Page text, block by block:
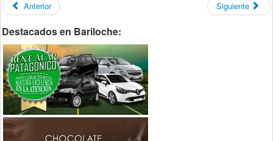
Anterior Siguiente
Destacados en Bariloche: